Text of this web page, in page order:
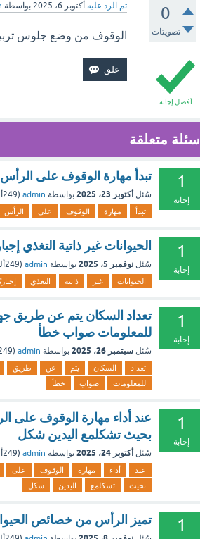
0
تصويتات
تم الرد عليه أكتوبر 6، 2025 بواسطة
أفضل إجابة
الوقوف من وضع جلوس
اسئلة متعلقة
1
إجابة
تبدأ مهارة الوقوف على
سُئل أكتوبر 23، 2025 بواسطة admin
(249ألف
تبدأ مهارة الوقوف على الرأس
1
إجابة
الحيوانات غير ذاتية التغذي
سُئل نوفمبر 5، 2025 بواسطة admin
(249ألف
الحيوانات غير ذاتية التغذي
1
إجابة
تعداد السكان يتم عن طريق
للمعلومات صواب خطأ
سُئل سبتمبر 26، 2025 بواسطة admin
(
تعداد السكان يتم عن طريق
للمعلومات
صواب خطأ
1
إجابة
عند أداء مهارة الوقوف
بحيث تشكلمع اليدين شكل
سُئل أكتوبر 24، 2025 بواسطة admin
(249ألف
عند أداء مهارة الوقوف على
بحيث
تشكلمع اليدين شكل
1 تميز الرأس من خصائص